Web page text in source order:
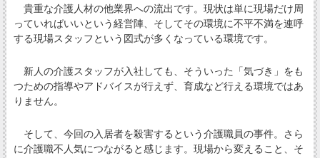
貴重な介護人材の他業界への流出です。現状は単に現場だけ周
っていればいいという経営陣、そしてその環境に不平不満を連呼
する現場スタッフという図式が多くなっている環境です。
新人の介護スタッフが入社しても、そういった「気づき」をも
つための指導やアドバイスが行えず、育成など行える環境ではあ
りません。
そして、今回の入居者を殺害するという介護職員の事件。さら
に介護職不人気につながると感じます。現場から変えること、そ